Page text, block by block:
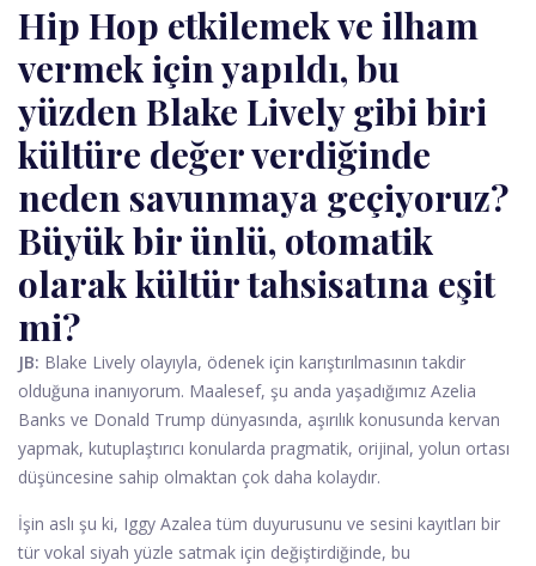
Hip Hop etkilemek ve ilham
vermek için yapıldı, bu
yüzden Blake Lively gibi biri
kültüre değer verdiğinde
neden savunmaya geçiyoruz?
Büyük bir ünlü, otomatik
olarak kültür tahsisatına eşit
mi?
JB: Blake Lively olayıyla, ödenek için karıştırılmasının takdir
olduğuna inanıyorum. Maalesef, şu anda yaşadığımız Azelia
Banks ve Donald Trump dünyasında, aşırılık konusunda kervan
yapmak, kutuplaştırıcı konularda pragmatik, orijinal, yolun ortası
düşüncesine sahip olmaktan çok daha kolaydır.
İşin aslı şu ki, Iggy Azalea tüm duyurusunu ve sesini kayıtları bir
tür vokal siyah yüzle satmak için değiştirdiğinde, bu